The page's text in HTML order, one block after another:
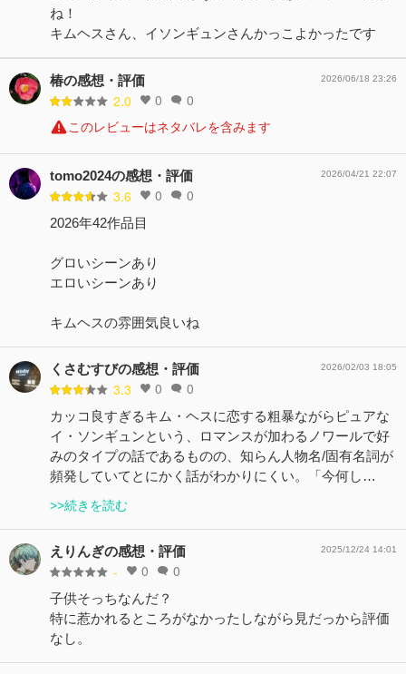
ね！
キムヘスさん、イソンギュンさんかっこよかったです
椿の感想・評価
2.0 0 0
2026/06/18 23:26
このレビューはネタバレを含みます
tomo2024の感想・評価
3.6 0 0
2026/04/21 22:07
2026年42作品目
グロいシーンあり
エロいシーンあり
キムヘスの雰囲気良いね
くさむすびの感想・評価
3.3 0 0
2026/02/03 18:05
カッコ良すぎるキム・ヘスに恋する粗暴ながらピュアな
イ・ソンギュンという、ロマンスが加わるノワールで好
みのタイプの話であるものの、知らん人物名/固有名詞が
頻発していてとにかく話がわかりにくい。「今何し…
>>続きを読む
えりんぎの感想・評価
- 0 0
2025/12/24 14:01
子供そっちなんだ？
特に惹かれるところがなかったしながら見だっから評価
なし。